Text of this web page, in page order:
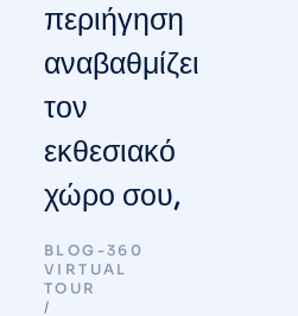
περιήγηση
αναβαθμίζει
τον
εκθεσιακό
χώρο σου,
BLOG-360
VIRTUAL
TOUR